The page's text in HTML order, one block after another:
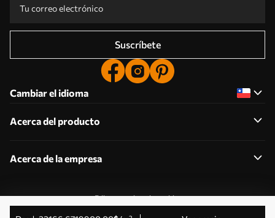
Suscríbete
Cambiar el idioma
Acerca del producto
Acerca de la empresa
Editar permisos de cookies
© 2011-2026 Uwalls . Todos los derechos reservados.